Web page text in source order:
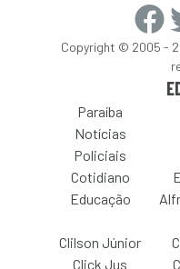
Copyright © 2005 -
Paraíba
Notícias
Policiais
Cotidiano
Educação
Clilson Júnior
Click Jus